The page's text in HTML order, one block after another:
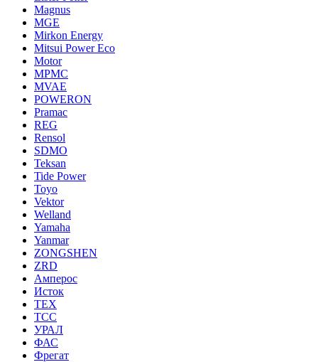
Magnus
MGE
Mirkon Energy
Mitsui Power Eco
Motor
MPMC
MVAE
POWERON
Pramac
REG
Rensol
SDMO
Teksan
Tide Power
Toyo
Vektor
Welland
Yamaha
Yanmar
ZONGSHEN
ZRD
Амперос
Исток
ТЕХ
ТСС
УРАЛ
ФАС
Фрегат